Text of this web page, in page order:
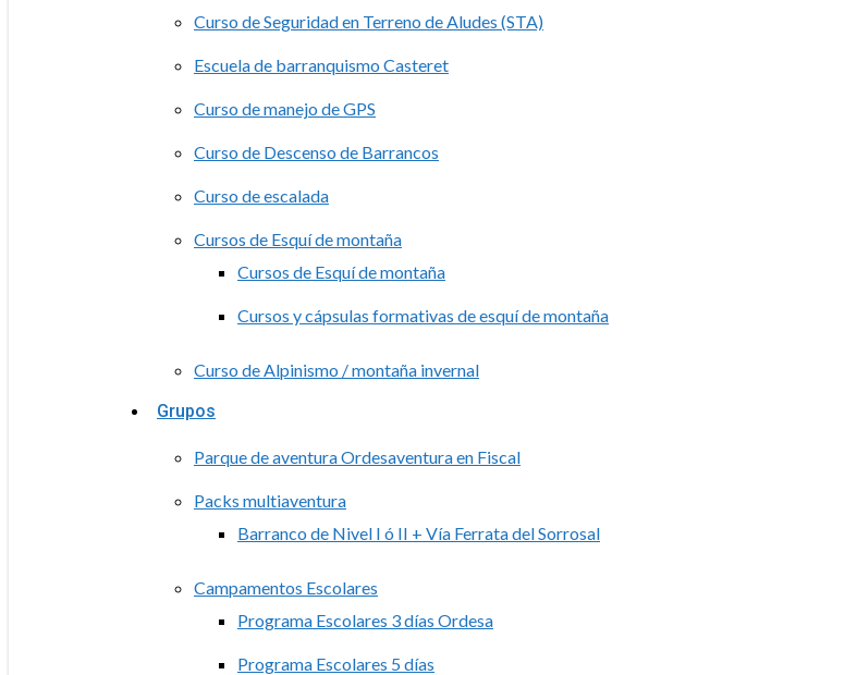
Curso de Seguridad en Terreno de Aludes (STA)
Escuela de barranquismo Casteret
Curso de manejo de GPS
Curso de Descenso de Barrancos
Curso de escalada
Cursos de Esquí de montaña
Cursos de Esquí de montaña
Cursos y cápsulas formativas de esquí de montaña
Curso de Alpinismo / montaña invernal
Grupos
Parque de aventura Ordesaventura en Fiscal
Packs multiaventura
Barranco de Nivel I ó II + Vía Ferrata del Sorrosal
Campamentos Escolares
Programa Escolares 3 días Ordesa
Programa Escolares 5 días